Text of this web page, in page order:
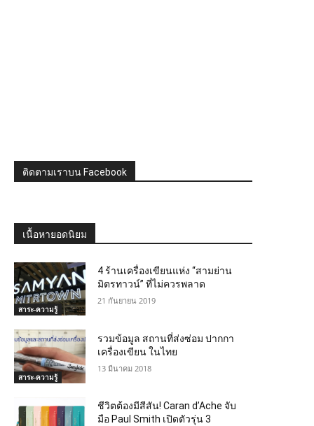
ติดตามเราบน Facebook
เนื้อหายอดนิยม
สาระ-ความรู้
4 ร้านเครื่องเขียนแห่ง “สามย่าน
มิตรทาวน์” ที่ไม่ควรพลาด
21 กันยายน 2019
สาระ-ความรู้
รวมข้อมูล สถานที่ส่งซ่อม ปากกา
เครื่องเขียน ในไทย
13 มีนาคม 2018
ชีวิตต้องมีสีสัน! Caran d’Ache จับ
มือ Paul Smith เปิดตัวรุ่น 3